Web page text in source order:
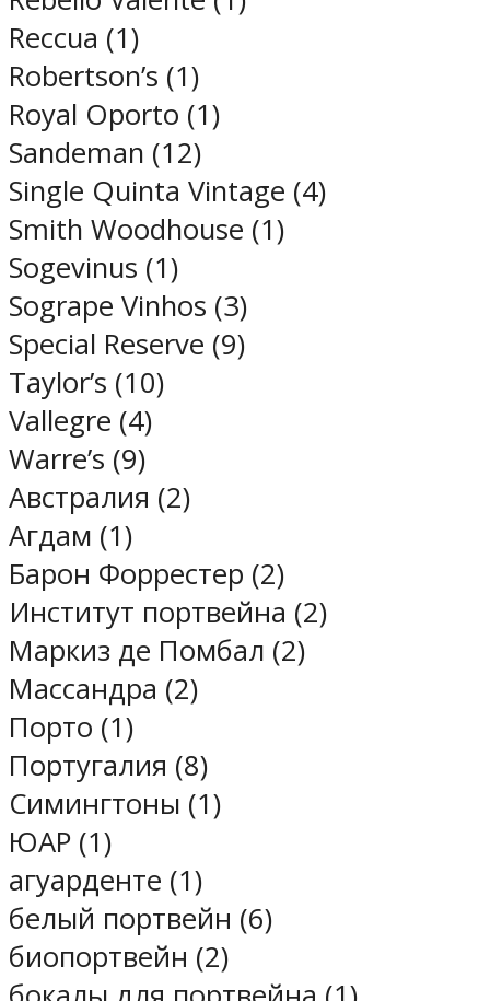
Reccua (1)
Robertson’s (1)
Royal Oporto (1)
Sandeman (12)
Single Quinta Vintage (4)
Smith Woodhouse (1)
Sogevinus (1)
Sogrape Vinhos (3)
Special Reserve (9)
Taylor’s (10)
Vallegre (4)
Warre’s (9)
Австралия (2)
Агдам (1)
Барон Форрестер (2)
Институт портвейна (2)
Маркиз де Помбал (2)
Массандра (2)
Порто (1)
Португалия (8)
Симингтоны (1)
ЮАР (1)
агуарденте (1)
белый портвейн (6)
биопортвейн (2)